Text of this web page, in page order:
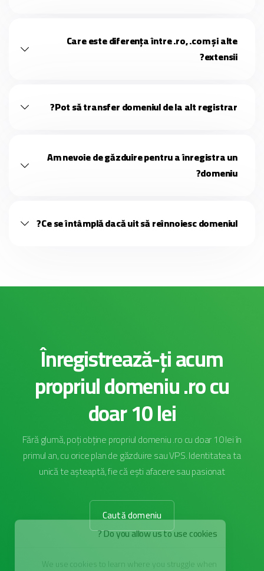
Care este diferența între .ro, .com și alte
extensii?
Pot să transfer domeniul de la alt registrar?
Am nevoie de găzduire pentru a înregistra un
domeniu?
Ce se întâmplă dacă uit să reînnoiesc domeniul?
Înregistrează-ți acum
propriul domeniu .ro cu
doar 10 lei
Fără glumă, poți obține propriul domeniu .ro cu doar 10 lei în
primul an, cu orice plan de găzduire sau VPS. Identitatea ta
unică te așteaptă, fie că ești afacere sau pasionat
Caută domeniu
Do you allow us to use cookies ?